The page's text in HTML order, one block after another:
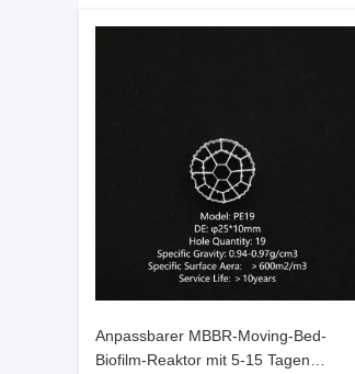
Anpassbarer MBBR-Moving-Bed-
Biofilm-Reaktor mit 5-15 Tagen